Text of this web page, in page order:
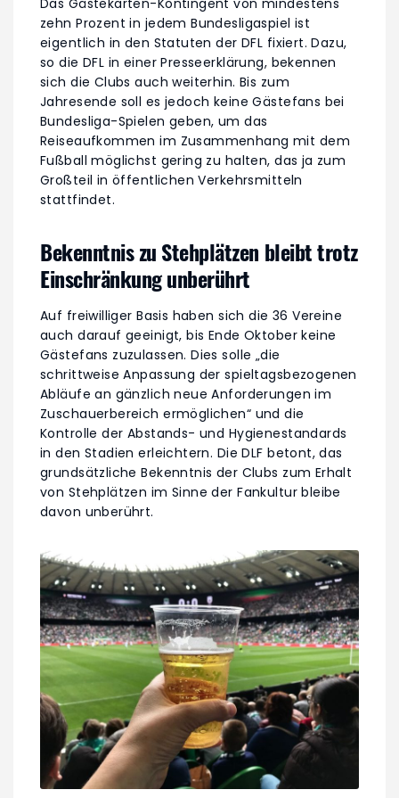
zehn Prozent in jedem Bundesligaspiel ist
eigentlich in den Statuten der DFL fixiert. Dazu,
so die DFL in einer Presseerklärung, bekennen
sich die Clubs auch weiterhin. Bis zum
Jahresende soll es jedoch keine Gästefans bei
Bundesliga-Spielen geben, um das
Reiseaufkommen im Zusammenhang mit dem
Fußball möglichst gering zu halten, das ja zum
Großteil in öffentlichen Verkehrsmitteln
stattfindet.
Bekenntnis zu Stehplätzen bleibt trotz
Einschränkung unberührt
Auf freiwilliger Basis haben sich die 36 Vereine
auch darauf geeinigt, bis Ende Oktober keine
Gästefans zuzulassen. Dies solle „die
schrittweise Anpassung der spieltagsbezogenen
Abläufe an gänzlich neue Anforderungen im
Zuschauerbereich ermöglichen“ und die
Kontrolle der Abstands- und Hygienestandards
in den Stadien erleichtern. Die DLF betont, das
grundsätzliche Bekenntnis der Clubs zum Erhalt
von Stehplätzen im Sinne der Fankultur bleibe
davon unberührt.